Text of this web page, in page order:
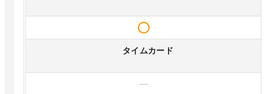
タイムカード
—